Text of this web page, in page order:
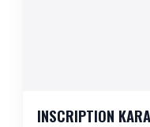
INSCRIPTION